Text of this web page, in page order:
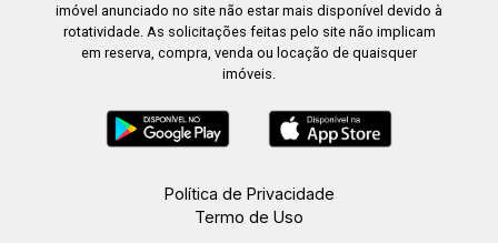
imóvel anunciado no site não estar mais disponível devido à
rotatividade. As solicitações feitas pelo site não implicam
em reserva, compra, venda ou locação de quaisquer
imóveis.
Política de Privacidade
Termo de Uso